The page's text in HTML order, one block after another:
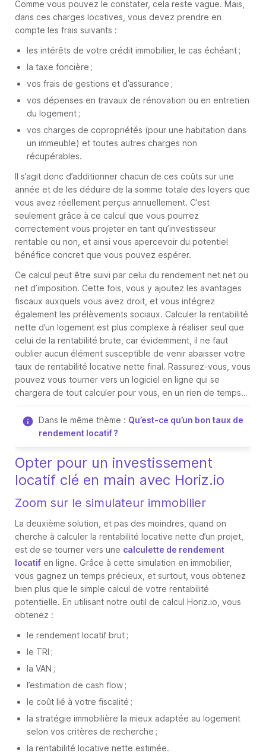
Comme vous pouvez le constater, cela reste vague. Mais,
dans ces charges locatives, vous devez prendre en
compte les frais suivants :
les intérêts de votre crédit immobilier, le cas échéant ;
la taxe foncière ;
vos frais de gestions et d’assurance ;
vos dépenses en travaux de rénovation ou en entretien
du logement ;
vos charges de copropriétés (pour une habitation dans
un immeuble) et toutes autres charges non
récupérables.
Il s’agit donc d’additionner chacun de ces coûts sur une
année et de les déduire de la somme totale des loyers que
vous avez réellement perçus annuellement. C’est
seulement grâce à ce calcul que vous pourrez
correctement vous projeter en tant qu’investisseur
rentable ou non, et ainsi vous apercevoir du potentiel
bénéfice concret que vous pouvez espérer.
Ce calcul peut être suivi par celui du rendement net net ou
net d’imposition. Cette fois, vous y ajoutez les avantages
fiscaux auxquels vous avez droit, et vous intégrez
également les prélèvements sociaux. Calculer la rentabilité
nette d’un logement est plus complexe à réaliser seul que
celui de la rentabilité brute, car évidemment, il ne faut
oublier aucun élément susceptible de venir abaisser votre
taux de rentabilité locative nette final. Rassurez-vous, vous
pouvez vous tourner vers un logiciel en ligne qui se
chargera de tout calculer pour vous, en un rien de temps…
Dans le même thème : Qu’est-ce qu’un bon taux de
rendement locatif ?
Opter pour un investissement
locatif clé en main avec Horiz.io
Zoom sur le simulateur immobilier
La deuxième solution, et pas des moindres, quand on
cherche à calculer la rentabilité locative nette d’un projet,
est de se tourner vers une calculette de rendement
locatif en ligne. Grâce à cette simulation en immobilier,
vous gagnez un temps précieux, et surtout, vous obtenez
bien plus que le simple calcul de votre rentabilité
potentielle. En utilisant notre outil de calcul Horiz.io, vous
obtenez :
le rendement locatif brut ;
le TRI ;
la VAN ;
l’estimation de cash flow ;
le coût lié à votre fiscalité ;
la stratégie immobilière la mieux adaptée au logement
selon vos critères de recherche ;
la rentabilité locative nette estimée.